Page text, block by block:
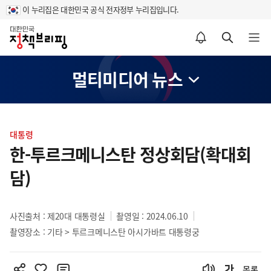
이 누리집은 대한민국 공식 전자정부 누리집입니다.
홈
알림설정 바로가기 검색 바로가기 메뉴 열기
멀티미디어 뉴스
텐
츠
영
역
대통령
한-투르크메니스탄 정상회담(확대회
담)
사진출처 : 제20대 대통령실
촬영일 : 2024.06.10
촬영장소 : 기타 > 투르크메니스탄 아시가바트 대통령궁